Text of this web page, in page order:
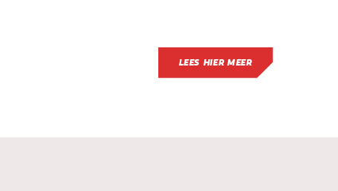
LEES HIER MEER